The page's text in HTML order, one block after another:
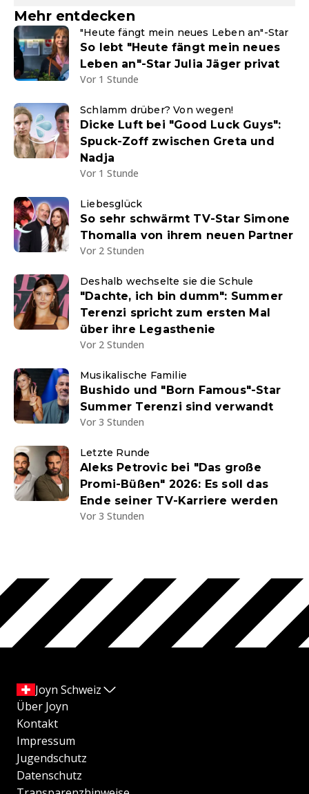
Mehr entdecken
"Heute fängt mein neues Leben an"-Star
So lebt "Heute fängt mein neues
Leben an"-Star Julia Jäger privat
Vor 1 Stunde
Schlamm drüber? Von wegen!
Dicke Luft bei "Good Luck Guys":
Spuck-Zoff zwischen Greta und
Nadja
Vor 1 Stunde
Liebesglück
So sehr schwärmt TV-Star Simone
Thomalla von ihrem neuen Partner
Vor 2 Stunden
Deshalb wechselte sie die Schule
"Dachte, ich bin dumm": Summer
Terenzi spricht zum ersten Mal
über ihre Legasthenie
Vor 2 Stunden
Musikalische Familie
Bushido und "Born Famous"-Star
Summer Terenzi sind verwandt
Vor 3 Stunden
Letzte Runde
Aleks Petrovic bei "Das große
Promi-Büßen" 2026: Es soll das
Ende seiner TV-Karriere werden
Vor 3 Stunden
Joyn Schweiz
Über Joyn
Kontakt
Impressum
Jugendschutz
Datenschutz